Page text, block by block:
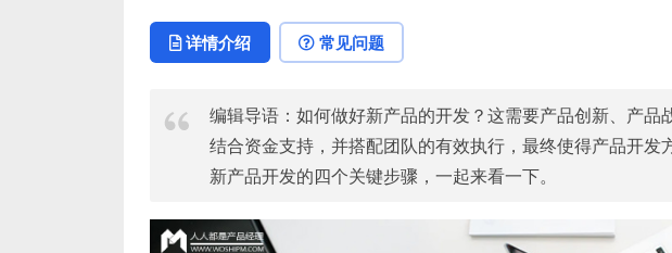
详情介绍 常见问题
编辑导语：如何做好新产品的开发？这需要产品创新、产
结合资金支持，并搭配团队的有效执行，最终使得产品开
新产品开发的四个关键步骤，一起来看一下。